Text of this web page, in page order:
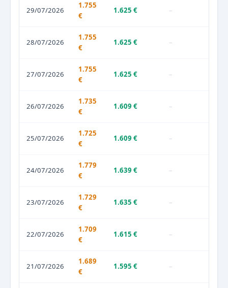
29/07/2026
1.755
€
1.625 € –
28/07/2026
1.755
€
1.625 € –
27/07/2026
1.755
€
1.625 € –
26/07/2026
1.735
€
1.609 € –
25/07/2026
1.725
€
1.609 € –
24/07/2026
1.779
€
1.639 € –
23/07/2026
1.729
€
1.635 € –
22/07/2026
1.709
€
1.615 € –
21/07/2026
1.689
€
1.595 € –